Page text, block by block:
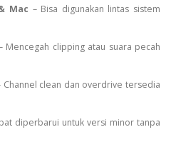
Mac – Bisa digunakan lintas sistem
Mencegah clipping atau suara pecah
Channel clean dan overdrive tersedia
diperbarui untuk versi minor tanpa